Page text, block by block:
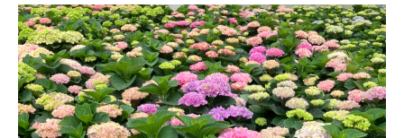
Betriebsbesichtigung:
Freese
Gartenbau